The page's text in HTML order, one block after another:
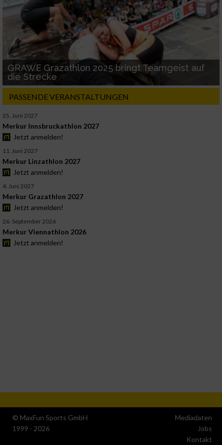
GRAWE Grazathlon 2025 bringt Teamgeist auf
die Strecke
PASSENDE VERANSTALTUNGEN
25. Juni 2027
Merkur Innsbruckathlon 2027
Jetzt anmelden!
11. Juni 2027
Merkur Linzathlon 2027
Jetzt anmelden!
4. Juni 2027
Merkur Grazathlon 2027
Jetzt anmelden!
26. September 2026
Merkur Viennathlon 2026
Jetzt anmelden!
© MaxFun Sports GmbH
1999 - 2026
Mediadaten
Jobs
Kontakt
Performance
Funktional